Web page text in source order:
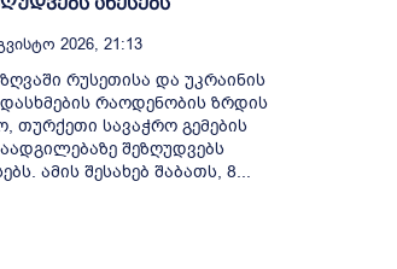
2026, 21:13
რუსეთისა და უკრაინის
რაოდენობის ზრდის
თურქეთი სავაჭრო გემების
შეზღუდვებს
ამის შესახებ შაბათს, 8...